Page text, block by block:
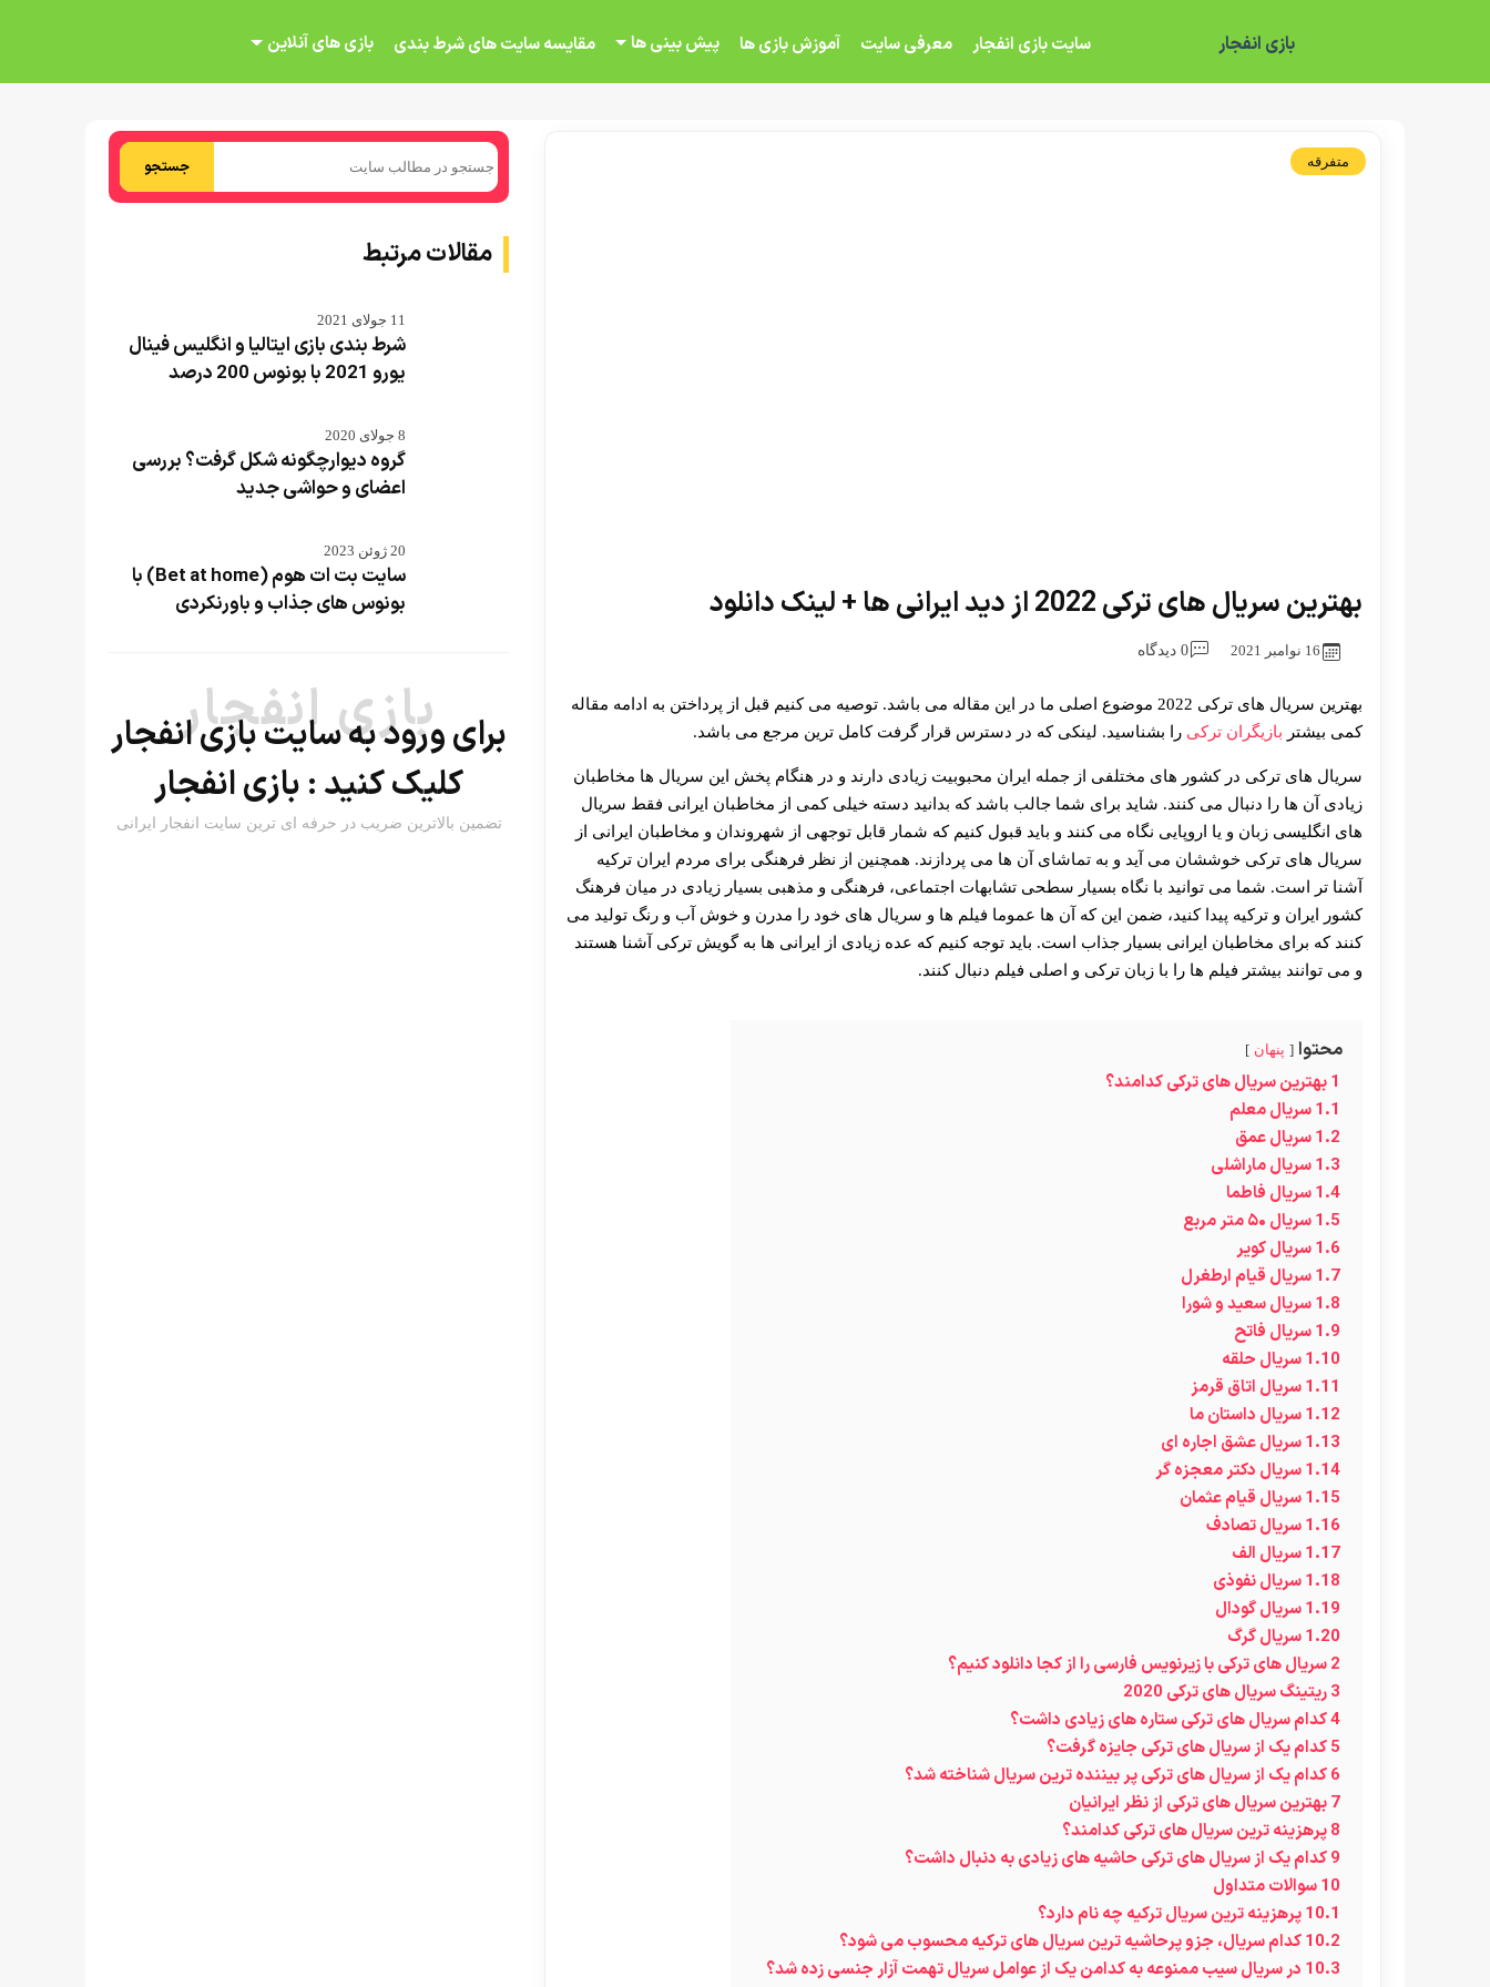
بازی انفجار سایت بازی انفجار معرفی سایت آموزش بازی ها پیش بینی ها مقایسه سایت های شرط بندی بازی های آنلاین
متفرقه
بهترین سریال های ترکی 2022 از دید ایرانی ها + لینک دانلود
16 نوامبر 2021 0 دیدگاه
بهترین سریال های ترکی 2022 موضوع اصلی ما در این مقاله می باشد. توصیه می کنیم قبل از پرداختن به ادامه مقاله
کمی بیشتر بازیگران ترکی را بشناسید. لینکی که در دسترس قرار گرفت کامل ترین مرجع می باشد.
سریال های ترکی در کشور های مختلفی از جمله ایران محبوبیت زیادی دارند و در هنگام پخش این سریال ها مخاطبان
زیادی آن ها را دنبال می کنند. شاید برای شما جالب باشد که بدانید دسته خیلی کمی از مخاطبان ایرانی فقط سریال
های انگلیسی زبان و یا اروپایی نگاه می کنند و باید قبول کنیم که شمار قابل توجهی از شهروندان و مخاطبان ایرانی از
سریال های ترکی خوششان می‌ آید و به تماشای آن ها می پردازند. همچنین از نظر فرهنگی برای مردم ایران ترکیه
آشنا تر است. شما می توانید با نگاه بسیار سطحی تشابهات اجتماعی، فرهنگی و مذهبی بسیار زیادی در میان فرهنگ
کشور ایران و ترکیه پیدا کنید، ضمن این که آن ها عموما فیلم ها و سریال های خود را مدرن و خوش آب و رنگ تولید می
کنند که برای مخاطبان ایرانی بسیار جذاب است. باید توجه کنیم که عده زیادی از ایرانی ها به گویش ترکی آشنا هستند
و می توانند بیشتر فیلم ها را با زبان ترکی و اصلی فیلم دنبال کنند.
محتوا پنهان
1بهترین سریال های ترکی کدامند؟
1.1سریال معلم
1.2سریال عمق
1.3سریال ماراشلی
1.4سریال فاطما
1.5سریال ۵۰ متر مربع
1.6سریال کویر
1.7سریال قیام ارطغرل
1.8سریال سعید و شورا
1.9سریال فاتح
1.10سریال حلقه
1.11سریال اتاق قرمز
1.12سریال داستان ما
1.13سریال عشق اجاره ای
1.14سریال دکتر معجزه گر
1.15سریال قیام عثمان
1.16سریال تصادف
1.17سریال الف
1.18سریال نفوذی
1.19سریال گودال
1.20سریال گرگ
2سریال های ترکی با زیرنویس فارسی را از کجا دانلود کنیم؟
3ریتینگ سریال های ترکی 2020
4کدام سریال های ترکی ستاره های زیادی داشت؟
5کدام یک از سریال های ترکی جایزه گرفت؟
6کدام یک از سریال های ترکی پر بیننده ترین سریال شناخته شد؟
7بهترین سریال های ترکی از نظر ایرانیان
8پرهزینه ترین سریال های ترکی کدامند؟
9کدام یک از سریال های ترکی حاشیه های زیادی به دنبال داشت؟
10سوالات متداول
10.1پرهزینه ترین سریال ترکیه چه نام دارد؟
10.2کدام سریال، جزو پرحاشیه ترین سریال های ترکیه محسوب می شود؟
10.3 در سریال سیب ممنوعه به کدامن یک از عوامل سریال تهمت آزار جنسی زده شد؟
جستجو
مقالات مرتبط
11 جولای 2021
شرط بندی بازی ایتالیا و انگلیس فینال
یورو 2021 با بونوس 200 درصد
8 جولای 2020
گروه دیوارچگونه شکل گرفت؟ بررسی
اعضای و حواشی جدید
20 ژوئن 2023
سایت بت ات هوم (Bet at home) با
بونوس های جذاب و باورنکردی
بازی انفجار
برای ورود به سایت بازی انفجار
کلیک کنید : بازی انفجار
تضمین بالاترین ضریب در حرفه ای ترین سایت انفجار ایرانی